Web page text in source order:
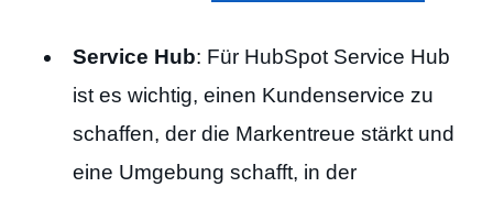
Service Hub: Für HubSpot Service Hub
ist es wichtig, einen Kundenservice zu
schaffen, der die Markentreue stärkt und
eine Umgebung schafft, in der